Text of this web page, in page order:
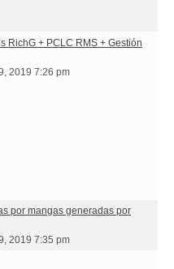
RichG + PCLC RMS + Gestión
2019 7:26 pm
por mangas generadas por
2019 7:35 pm